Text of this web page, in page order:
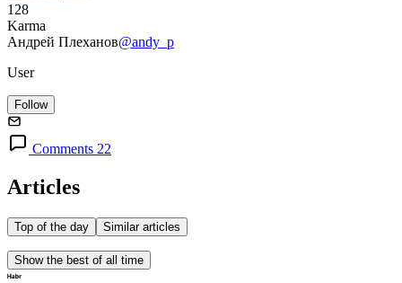
128
Karma
Андрей Плеханов@andy_p
User
Follow
Comments 22
Articles
Top of the day Similar articles
Show the best of all time